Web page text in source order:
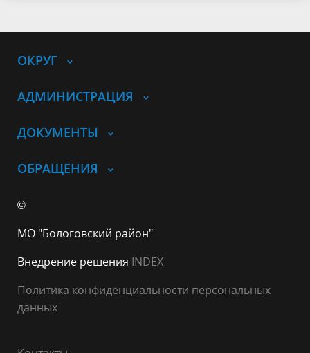
ОКРУГ
АДМИНИСТРАЦИЯ
ДОКУМЕНТЫ
ОБРАЩЕНИЯ
©
МО "Бологовский район"
Внедрение решения INDEX
Политика конфиденциальности персональных
данных